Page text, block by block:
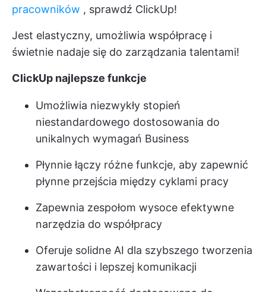
pracowników , sprawdź ClickUp!
Jest elastyczny, umożliwia współpracę i
świetnie nadaje się do zarządzania talentami!
ClickUp najlepsze funkcje
Umożliwia niezwykły stopień
niestandardowego dostosowania do
unikalnych wymagań Business
Płynnie łączy różne funkcje, aby zapewnić
płynne przejścia między cyklami pracy
Zapewnia zespołom wysoce efektywne
narzędzia do współpracy
Oferuje solidne AI dla szybszego tworzenia
zawartości i lepszej komunikacji